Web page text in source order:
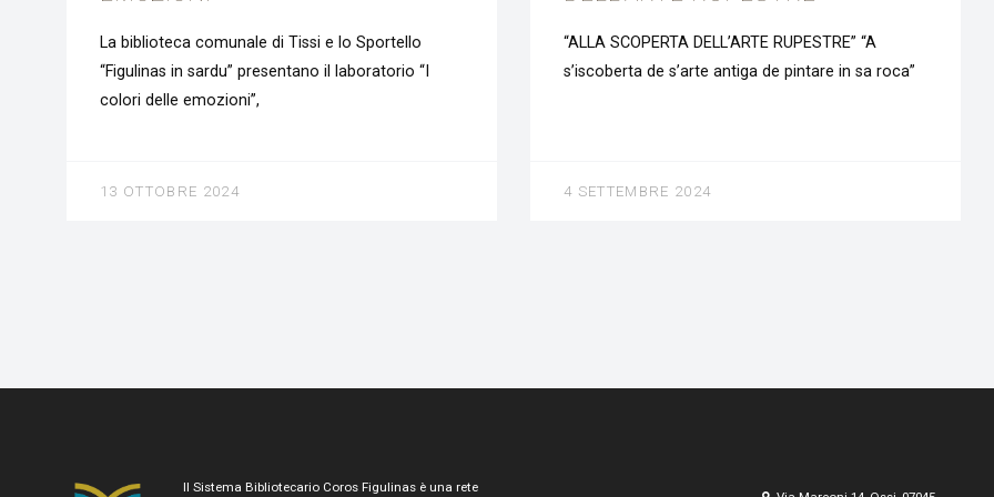
La biblioteca comunale di Tissi e lo Sportello
“Figulinas in sardu” presentano il laboratorio “I
colori delle emozioni”,
13 OTTOBRE 2024
“ALLA SCOPERTA DELL’ARTE RUPESTRE” “A
s’iscoberta de s’arte antiga de pintare in sa roca”
4 SETTEMBRE 2024
Il Sistema Bibliotecario Coros Figulinas è una rete